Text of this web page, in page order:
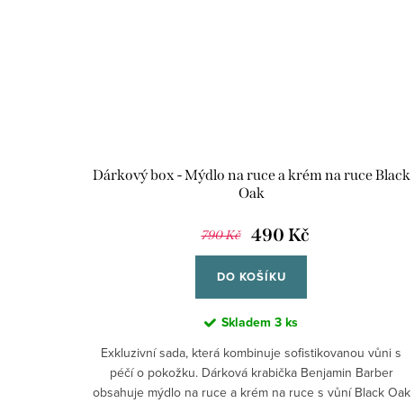
Dárkový box - Mýdlo na ruce a krém na ruce Black
Oak
790 Kč 490 Kč
DO KOŠÍKU
Skladem3 ks
Exkluzivní sada, která kombinuje sofistikovanou vůni s
péčí o pokožku. Dárková krabička Benjamin Barber
obsahuje mýdlo na ruce a krém na ruce s vůní Black Oak